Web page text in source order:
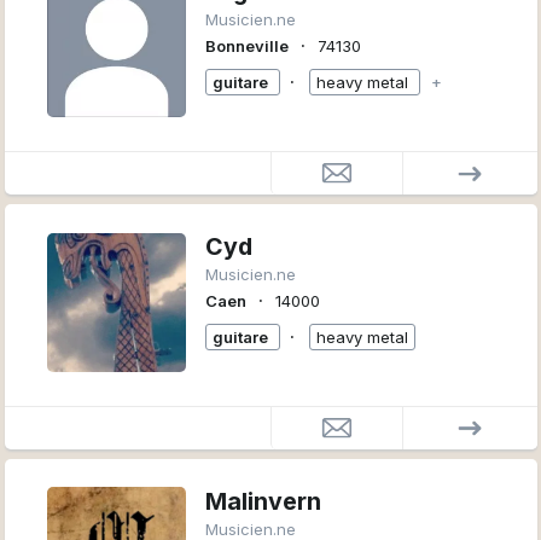
Musicien.ne
Bonneville
∙
74130
guitare
∙ heavy metal +
Cyd
Musicien.ne
Caen
∙
14000
guitare
∙ heavy metal
Malinvern
Musicien.ne